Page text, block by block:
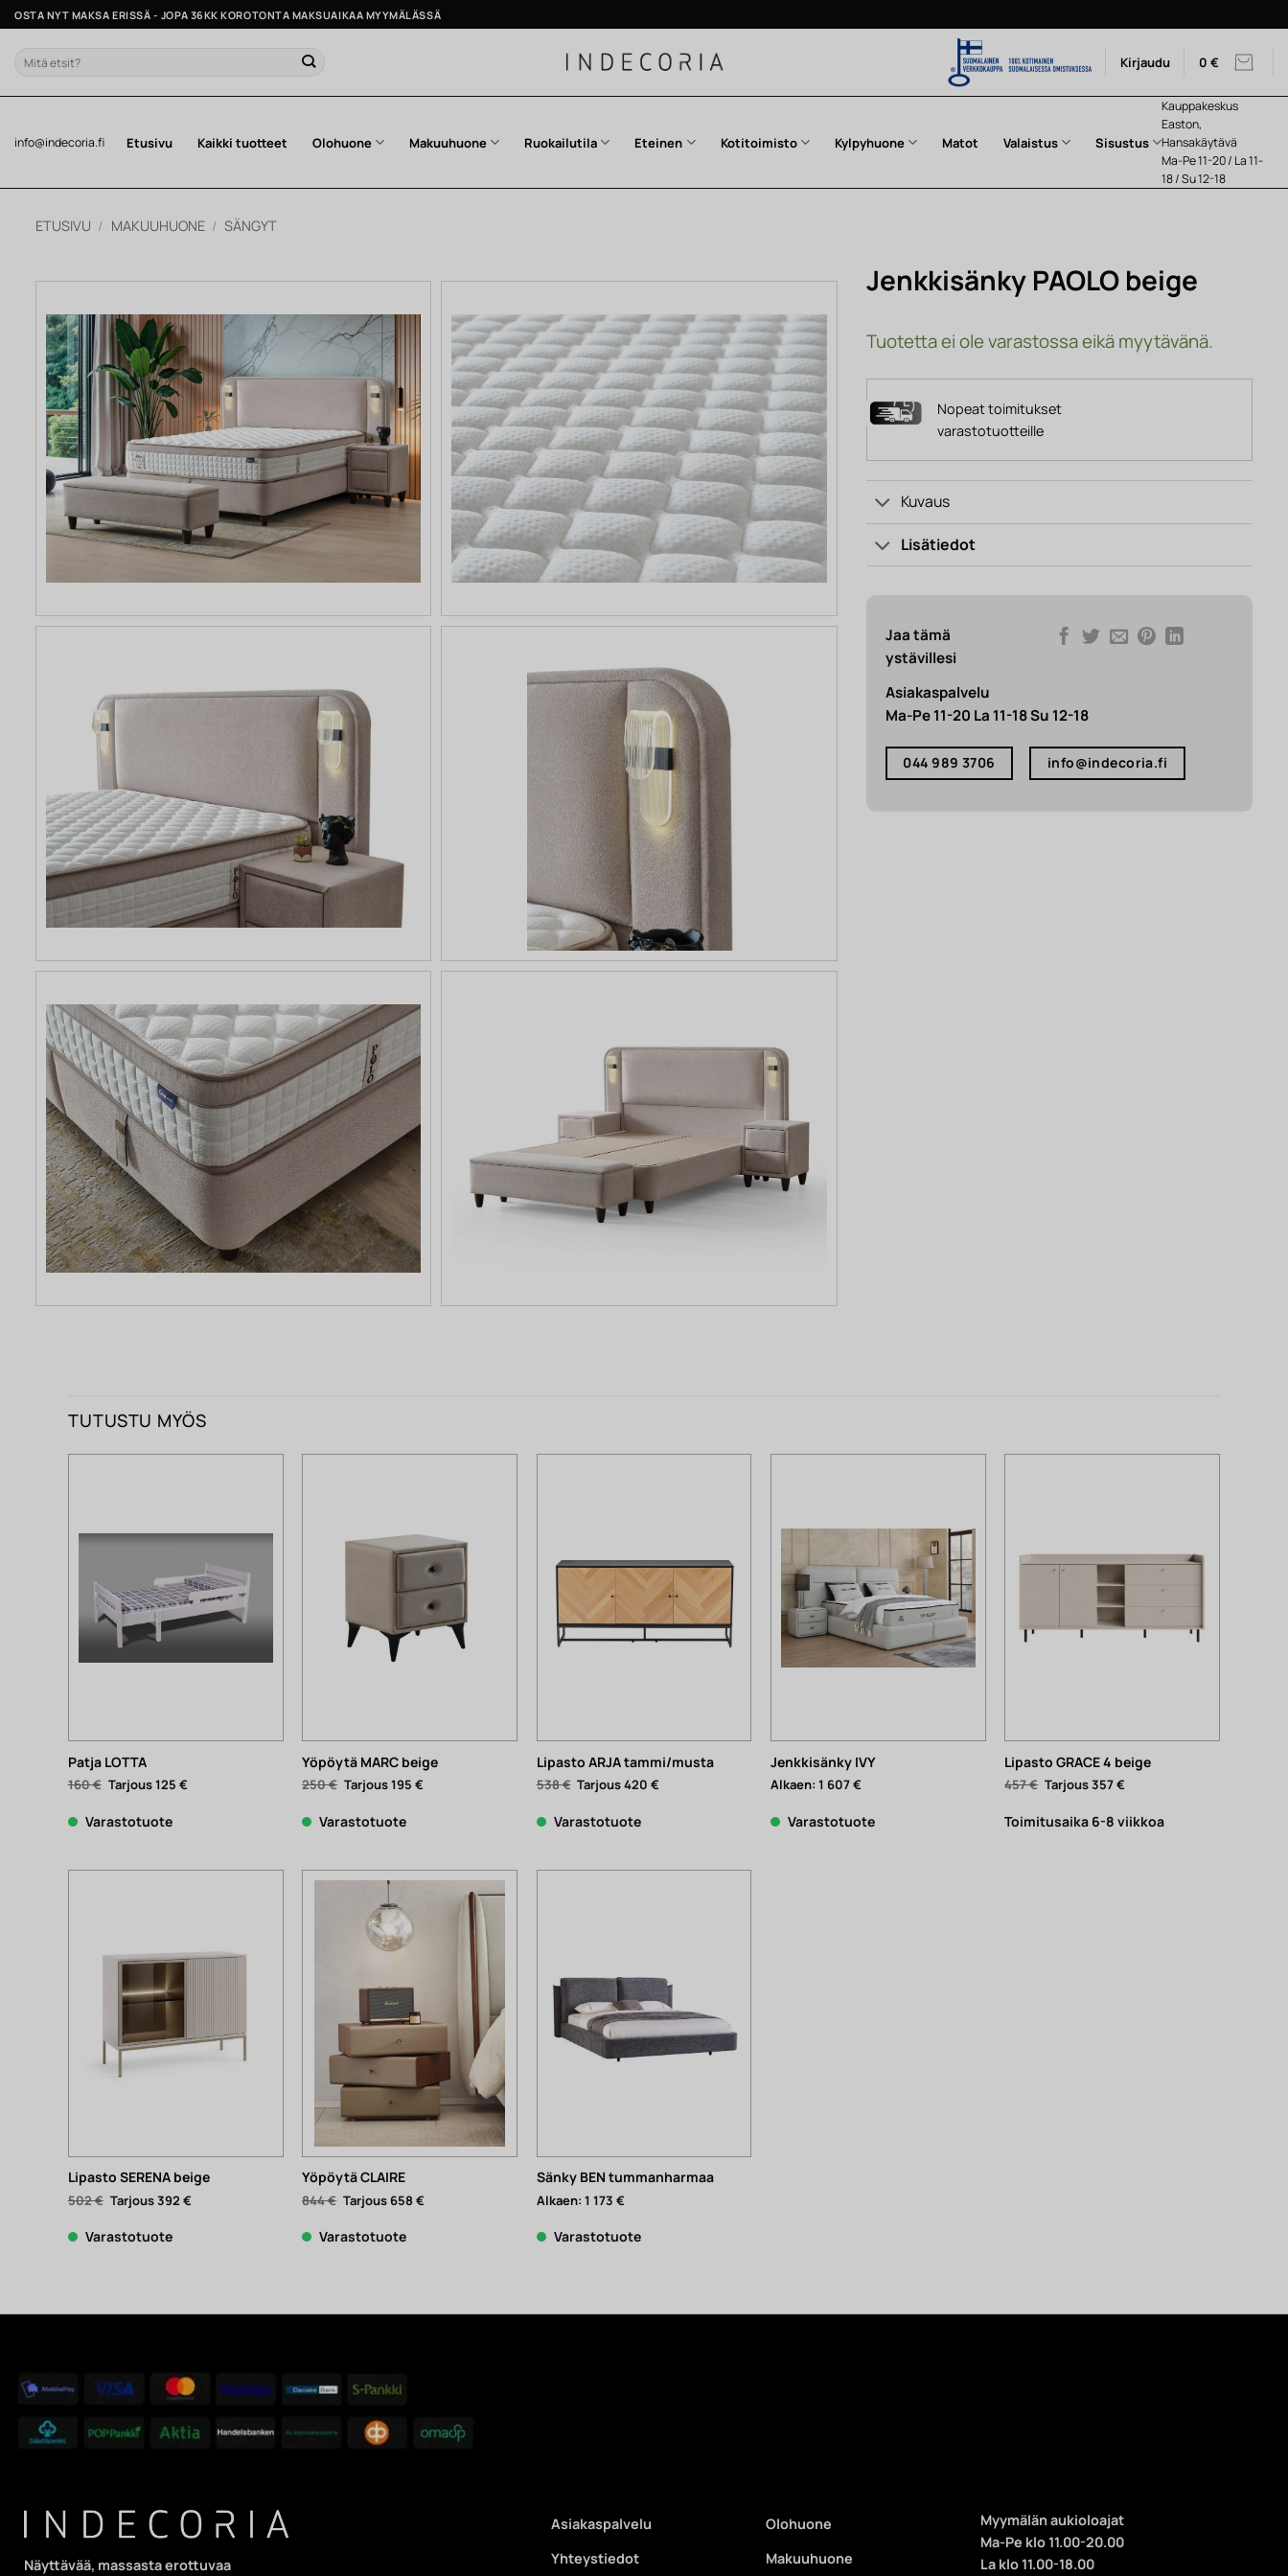
Skip
to
content
OSTA NYT MAKSA ERISSÄ - JOPA 36KK KOROTONTA MAKSUAIKAA MYYMÄLÄSSÄ
Etsi: Kirjaudu 0 €
info@indecoria.fi Etusivu Kaikki tuotteet Olohuone Makuuhuone Ruokailutila Eteinen Kotitoimisto Kylpyhuone Matot Valaistus Sisustus
Kauppakeskus
Easton,
Hansakäytävä
Ma-Pe 11-20 / La 11-
18 / Su 12-18
ETUSIVU / MAKUUHUONE / SÄNGYT
Jenkkisänky PAOLO beige
Tuotetta ei ole varastossa eikä myytävänä.
Nopeat toimitukset
varastotuotteille
Kuvaus
Lisätiedot
Jaa tämä
ystävillesi
Asiakaspalvelu
Ma-Pe 11-20 La 11-18 Su 12-18
044 989 3706 info@indecoria.fi
TUTUSTU MYÖS
Patja LOTTA
160€ Alkuperäinen
hinta
160 €.
125 €Nykyinen
hinta
Varastotuote
Yöpöytä MARC beige
250€ Alkuperäinen
hinta
250 €.
195€
Varastotuote
Lipasto ARJA tammi/musta
538€ Alkuperäinen
hinta
538 €.
420€
Varastotuote
Jenkkisänky IVY
Alkaen: 1 607€
Varastotuote
Lipasto GRACE 4 beige
457€ Alkuperäinen
hinta
457 €.
357€
357 €.
Toimitusaika 6-8 viikkoa
Lipasto SERENA beige
502€ Alkuperäinen
hinta
502 €.
392 €Nykyinen
hinta
Varastotuote
Yöpöytä CLAIRE
844€ Alkuperäinen
hinta
844 €.
658€
Varastotuote
Sänky BEN tummanharmaa
Alkaen: 1 173 €
Varastotuote
Näyttävää, massasta erottuvaa
Asiakaspalvelu
Yhteystiedot
Olohuone
Makuuhuone
Myymälän aukioloajat
Ma-Pe klo 11.00-20.00
La klo 11.00-18.00